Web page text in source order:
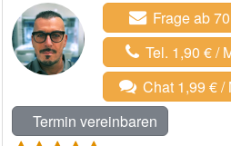
Frage ab
Tel. 1,90 € /
Chat 1,99 € /
Termin vereinbaren